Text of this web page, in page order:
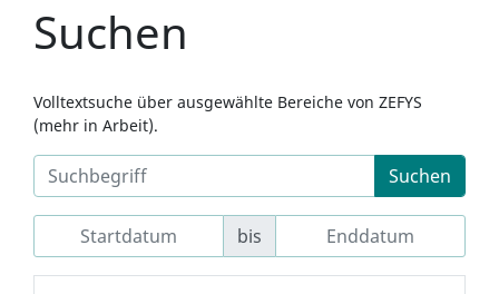
Suchen
Volltextsuche über ausgewählte Bereiche von ZEFYS
(mehr in Arbeit).
Suchen
bis